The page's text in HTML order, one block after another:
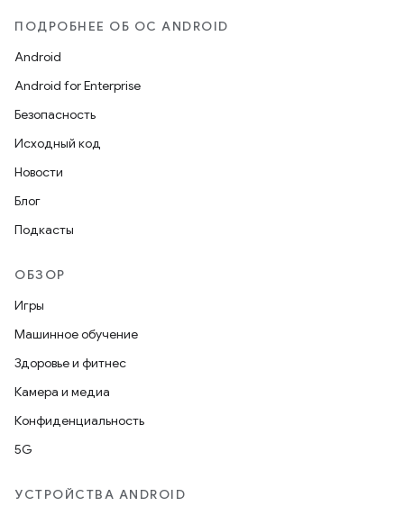
ПОДРОБНЕЕ ОБ ОС ANDROID
Android
Android for Enterprise
Безопасность
Исходный код
Новости
Блог
Подкасты
ОБЗОР
Игры
Машинное обучение
Здоровье и фитнес
Камера и медиа
Конфиденциальность
5G
УСТРОЙСТВА ANDROID